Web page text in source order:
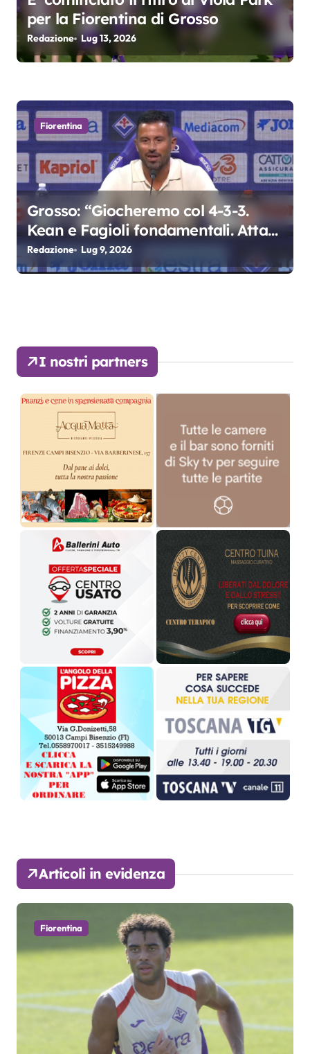
per la Fiorentina di Grosso
Redazione Lug 13, 2026
Fiorentina
Grosso: “Giocheremo col 4-3-3.
Kean e Fagioli fondamentali. Atta
grande colpo”
Redazione Lug 9, 2026
I nostri partners
Articoli in evidenza
Fiorentina